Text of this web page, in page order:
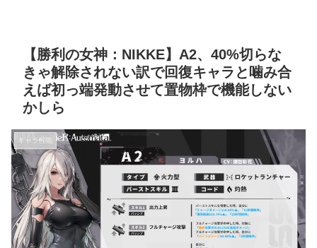
【勝利の女神：NIKKE】A2、40%切らな
きゃ解除されない訳で回復キャラと噛み合
えば初っ端発動させて置物枠で機能しない
かしら
キャラ性能